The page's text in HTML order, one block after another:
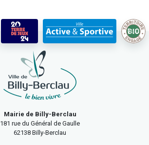
Mairie de Billy-Berclau
181 rue du Général de Gaulle
62138 Billy-Berclau